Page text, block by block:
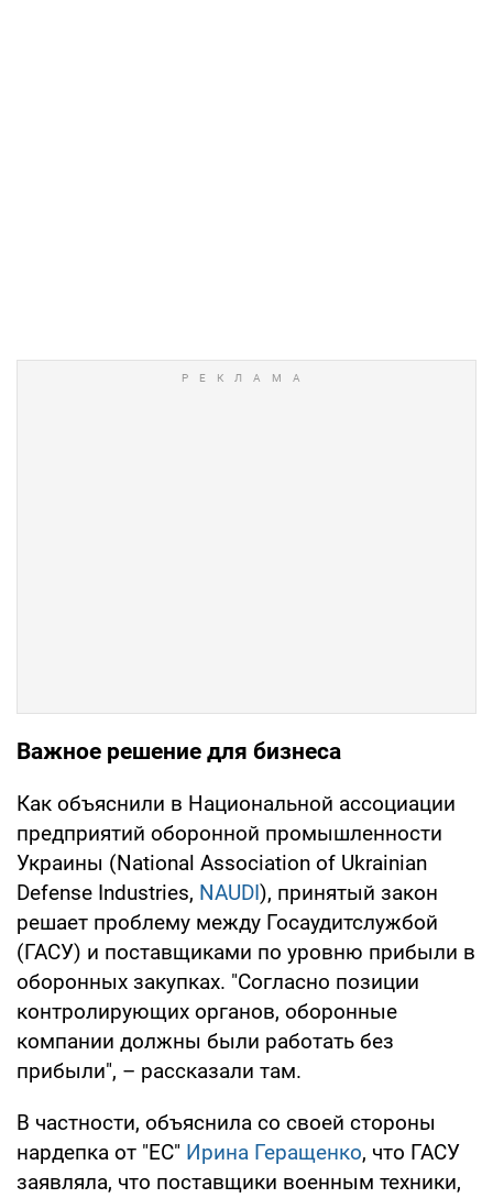
Важное решение для бизнеса
Как объяснили в Национальной ассоциации
предприятий оборонной промышленности
Украины (National Association of Ukrainian
Defense Industries, NAUDI), принятый закон
решает проблему между Госаудитслужбой
(ГАСУ) и поставщиками по уровню прибыли в
оборонных закупках. "Согласно позиции
контролирующих органов, оборонные
компании должны были работать без
прибыли", – рассказали там.
В частности, объяснила со своей стороны
нардепка от "ЕС" Ирина Геращенко, что ГАСУ
заявляла, что поставщики военным техники,